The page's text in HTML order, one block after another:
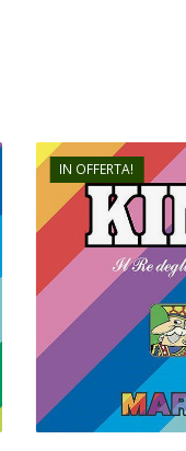
IN OFFERTA!
€
€